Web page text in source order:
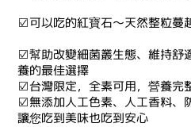
☑可以吃的紅寶石～天然整粒蔓
☑幫助改變細菌叢生態、維持舒
養的最佳選擇
☑台灣限定，全素可用，營養完
☑無添加人工色素、人工香料、
讓您吃到美味也吃到安心